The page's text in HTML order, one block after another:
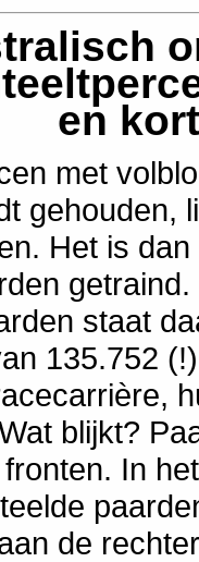
en
met
gehouden,
Het is
staat
135.752
blijkt?
In
de